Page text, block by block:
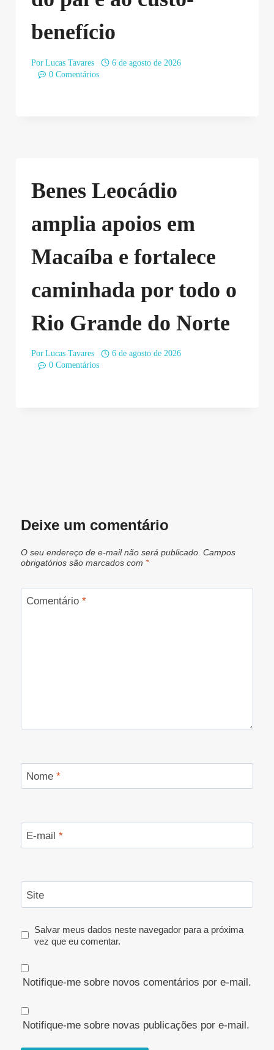
benefício
Por Lucas Tavares
6 de agosto de 2026
0 Comentários
Benes Leocádio
amplia apoios em
Macaíba e fortalece
caminhada por todo o
Rio Grande do Norte
Por Lucas Tavares
6 de agosto de 2026
0 Comentários
Deixe um comentário
O seu endereço de e-mail não será publicado. Campos
obrigatórios são marcados com *
Comentário *
Nome *
E-mail *
Site
Salvar meus dados neste navegador para a próxima
vez que eu comentar.
Notifique-me sobre novos comentários por e-mail.
Notifique-me sobre novas publicações por e-mail.